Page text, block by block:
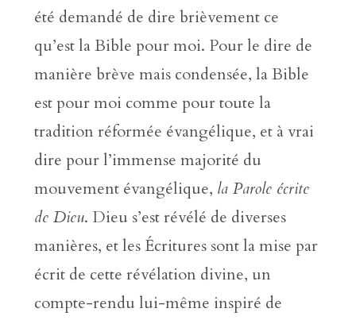
été demandé de dire brièvement ce
qu’est la Bible pour moi. Pour le dire de
manière brève mais condensée, la Bible
est pour moi comme pour toute la
tradition réformée évangélique, et à vrai
dire pour l’immense majorité du
mouvement évangélique, la Parole écrite
de Dieu. Dieu s’est révélé de diverses
manières, et les Écritures sont la mise par
écrit de cette révélation divine, un
compte-rendu lui-même inspiré de